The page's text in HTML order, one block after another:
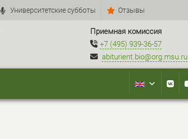
Университетские субботы Отзывы
Приемная комиссия
+7 (495) 939-36-57
abiturient.bio@org.msu.ru